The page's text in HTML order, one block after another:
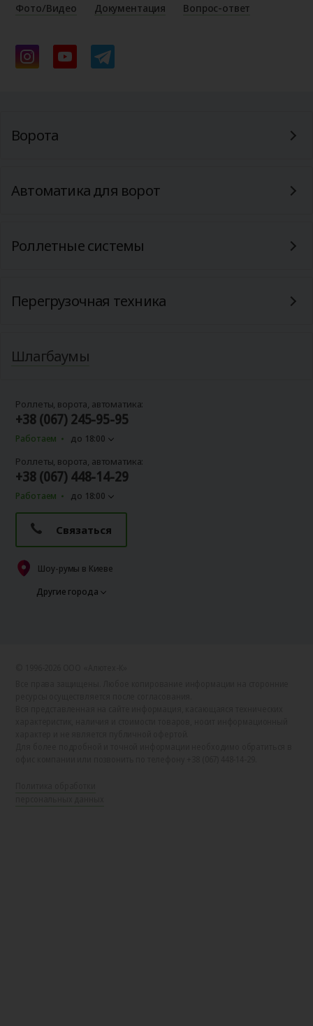
Фото/Видео
Документация Вопрос-ответ
Ворота
Автоматика для ворот
Роллетные системы
Перегрузочная техника
Шлагбаумы
Роллеты, ворота, автоматика:
+38 (067) 245-95-95
Работаем
до 18:00
Роллеты, ворота, автоматика:
+38 (067) 448-14-29
Работаем до 18:00
Связаться
Шоу-румы в Киеве
Другие города